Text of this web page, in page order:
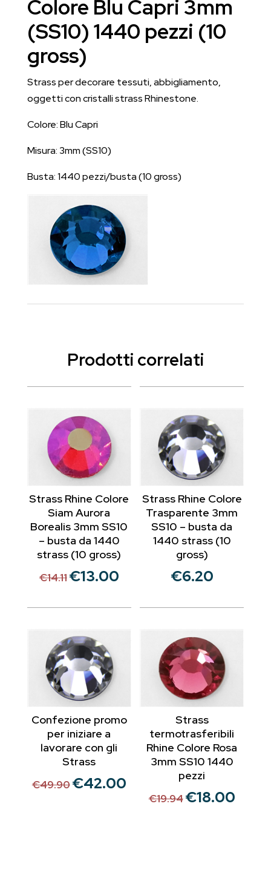
Colore Blu Capri 3mm
(SS10) 1440 pezzi (10
gross)
Strass per decorare tessuti, abbigliamento,
oggetti con cristalli strass Rhinestone.
Colore: Blu Capri
Misura: 3mm (SS10)
Busta: 1440 pezzi/busta (10 gross)
Prodotti correlati
Strass Rhine Colore
Siam Aurora
Borealis 3mm SS10
– busta da 1440
strass (10 gross)
€14.11 Il
originale
€14.11.
€13.00Il
attuale
Strass Rhine Colore
Trasparente 3mm
SS10 – busta da
1440 strass (10
gross)
€6.20
Confezione promo
per iniziare a
lavorare con gli
Strass
€49.90 Il
€42.00Il
prezzo
Strass
termotrasferibili
Rhine Colore Rosa
3mm SS10 1440
pezzi
€19.94 Il
€18.00Il